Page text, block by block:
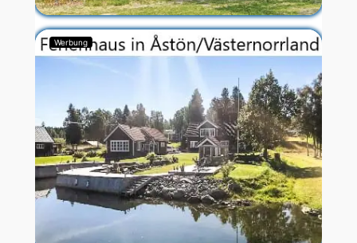
Werbung